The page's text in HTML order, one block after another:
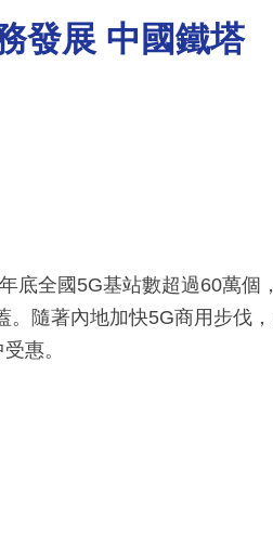
發展 中國鐵塔
底全國5G基站數超過60萬個
隨著內地加快5G商用步伐
惠。